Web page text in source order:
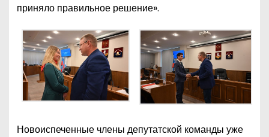
приняло правильное решение».
Новоиспеченные члены депутатской команды уже